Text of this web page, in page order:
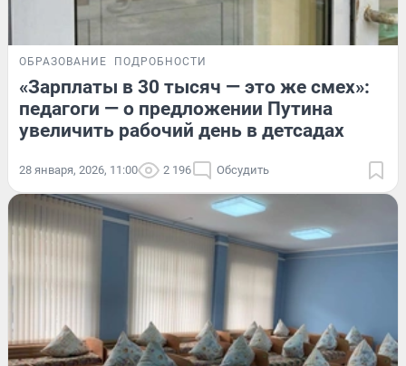
ОБРАЗОВАНИЕ ПОДРОБНОСТИ
«Зарплаты в 30 тысяч — это же смех»:
педагоги — о предложении Путина
увеличить рабочий день в детсадах
28 января, 2026, 11:00 2 196 Обсудить